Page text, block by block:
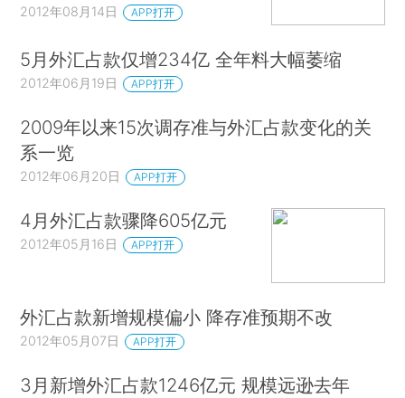
2012年08月14日 APP打开
5月外汇占款仅增234亿 全年料大幅萎缩
2012年06月19日 APP打开
2009年以来15次调存准与外汇占款变化的关
系一览
2012年06月20日 APP打开
4月外汇占款骤降605亿元
2012年05月16日 APP打开
外汇占款新增规模偏小 降存准预期不改
2012年05月07日 APP打开
3月新增外汇占款1246亿元 规模远逊去年